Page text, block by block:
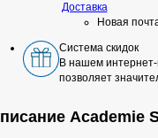
Доставка
Новая
Система скидок
В нашем интернет-
позволяет
Academie